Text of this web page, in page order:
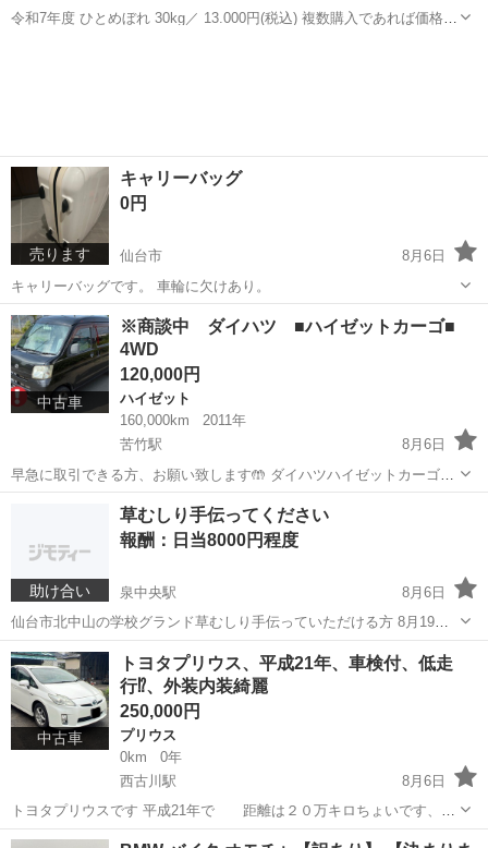
令和7年度 ひとめぼれ 30kg／ 13.000円(税込) 複数購入であれば価格交
売ります
キャリーバッグ
0円
仙台市
8月6日
キャリーバッグです。 車輪に欠けあり。
宮城 仙台市 バッグ
中古車
※商談中 ダイハツ ■ハイゼットカーゴ■
4WD
120,000円
ハイゼット
160,000km
2011年
苦竹駅
8月6日
早急に取引できる方、お願い致します🤲 ダイハツハイゼットカーゴの
出品です。 仕事で使っておりました。 急な出品となるため写真がこれ
しかありません。 23年式 車検R9.5 約16万キロ AT車 エンジン良好 ウ
仙台市 苦竹駅 ハイゼット
助け合い
草むしり手伝ってください
報酬：日当8000円程度
泉中央駅
8月6日
仙台市北中山の学校グランド草むしり手伝っていただける方 8月19
日〜21日の3日間 9時〜16時頃 ほか、詳細はお問い合わせください
宮城 仙台市 泉中央駅 手伝って/助けて
中古車
トヨタプリウス、平成21年、車検付、低走
行⁉️、外装内装綺麗
250,000円
プリウス
0km
0年
西古川駅
8月6日
トヨタプリウスです 平成21年で 距離は２０万キロちょいです、調
子も良くて燃費も良いです内装も内装も綺麗でエアコンもバッチリで
宮城 大崎市 西古川駅 トヨタプリウス